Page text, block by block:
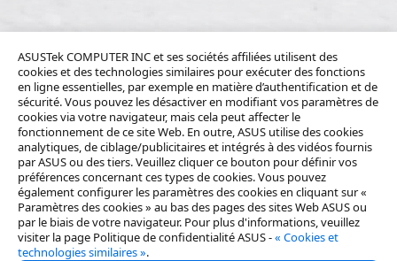
ASUSTek COMPUTER INC et ses sociétés affiliées utilisent des
cookies et des technologies similaires pour exécuter des fonctions
en ligne essentielles, par exemple en matière d’authentification et de
sécurité. Vous pouvez les désactiver en modifiant vos paramètres de
cookies via votre navigateur, mais cela peut affecter le
fonctionnement de ce site Web. En outre, ASUS utilise des cookies
analytiques, de ciblage/publicitaires et intégrés à des vidéos fournis
par ASUS ou des tiers. Veuillez cliquer ce bouton pour définir vos
préférences concernant ces types de cookies. Vous pouvez
également configurer les paramètres des cookies en cliquant sur «
Paramètres des cookies » au bas des pages des sites Web ASUS ou
par le biais de votre navigateur. Pour plus d'informations, veuillez
visiter la page Politique de confidentialité ASUS -« Cookies et
technologies similaires ».